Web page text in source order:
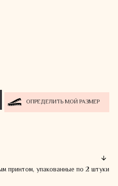
ОПРЕДЕЛИТЬ МОЙ РАЗМЕР
принтом, упакованные по 2 штуки